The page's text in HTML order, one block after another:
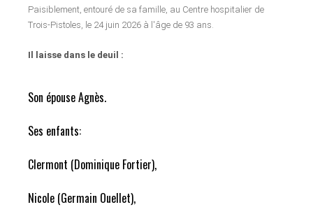
Paisiblement, entouré de sa famille, au Centre hospitalier de
Trois-Pistoles, le 24 juin 2026 à l'âge de 93 ans.
Il laisse dans le deuil :
Son épouse Agnès.
Ses enfants:
Clermont (Dominique Fortier),
Nicole (Germain Ouellet),